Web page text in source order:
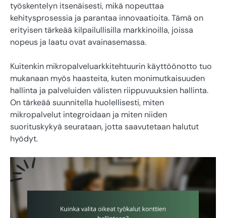
työskentelyn itsenäisesti, mikä nopeuttaa
kehitysprosessia ja parantaa innovaatioita. Tämä on
erityisen tärkeää kilpailullisilla markkinoilla, joissa
nopeus ja laatu ovat avainasemassa.
Kuitenkin mikropalveluarkkitehtuurin käyttöönotto tuo
mukanaan myös haasteita, kuten monimutkaisuuden
hallinta ja palveluiden välisten riippuvuuksien hallinta.
On tärkeää suunnitella huolellisesti, miten
mikropalvelut integroidaan ja miten niiden
suorituskykyä seurataan, jotta saavutetaan halutut
hyödyt.